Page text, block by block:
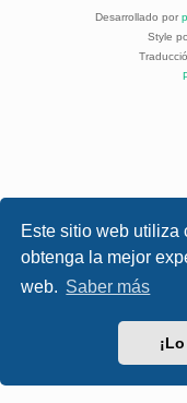
Este sitio web utiliza
obtenga la mejor
web. Saber más
Desarrollado por
Style